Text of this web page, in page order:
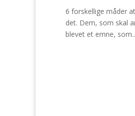
6 forskellige måder
det. Dem, som skal
blevet et emne,